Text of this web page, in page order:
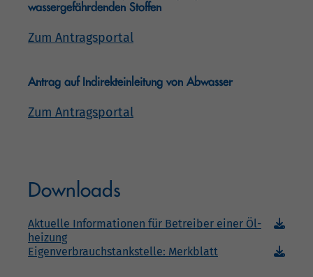
wassergefährdenden Stoffen
Zum Antragsportal
Antrag auf Indirekteinleitung von Abwasser
Zum Antragsportal
Downloads
Ak­tu­el­le In­for­ma­tio­nen für Be­trei­ber ei­ner Öl­
hei­zung
Ei­gen­ver­brauch­stank­stel­le: Merk­blatt